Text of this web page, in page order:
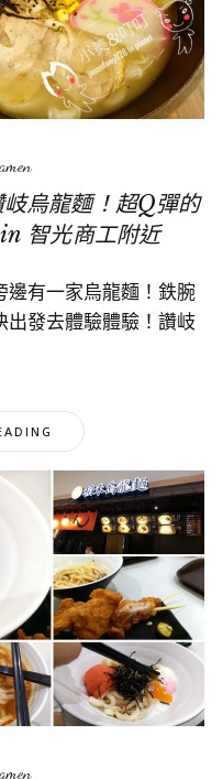
岐烏龍麵！超Q彈的
智光商工附近
邊有一家烏龍麵！鉄腕
出發去體驗體驗！讚岐